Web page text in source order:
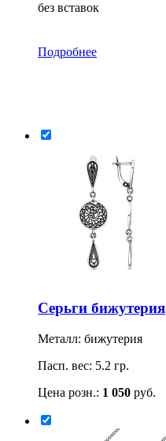
без вставок
Подробнее
Серьги бижутерия
Металл: бижутерия
Пасп. вес: 5.2 гр.
Цена розн.: 1 050 руб.